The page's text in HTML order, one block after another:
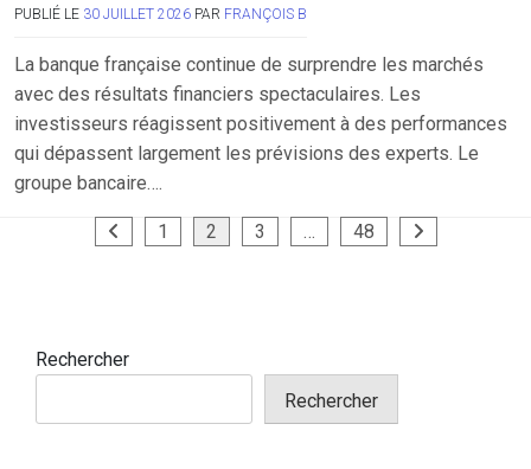
PUBLIÉ LE 30 JUILLET 2026 PAR FRANÇOIS B
La banque française continue de surprendre les marchés
avec des résultats financiers spectaculaires. Les
investisseurs réagissent positivement à des performances
qui dépassent largement les prévisions des experts. Le
groupe bancaire….
Pagination
1 2 3 … 48
Rechercher
Rechercher